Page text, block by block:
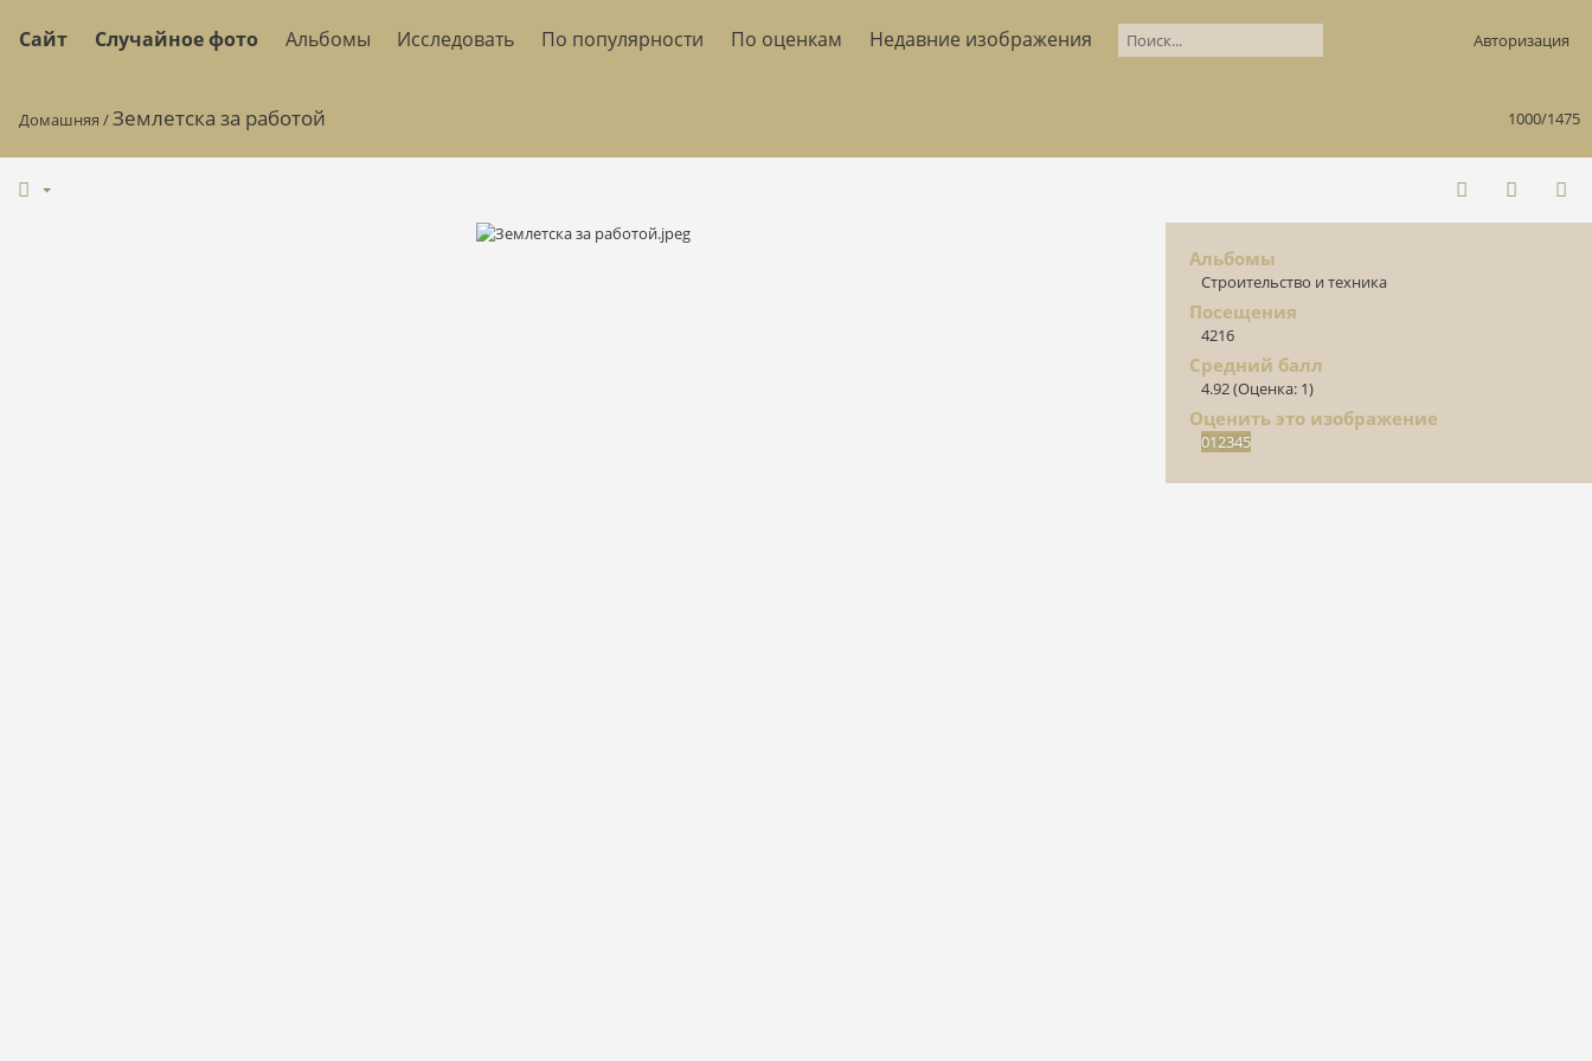
Сайт Случайное фото Альбомы Исследовать По популярности По оценкам Недавние изображения Авторизация
1000/1475
Домашняя /Землетска за работой
Альбомы
Строительство и техника
Посещения
4216
Средний балл
4.92(Оценка: 1)
Оценить это изображение